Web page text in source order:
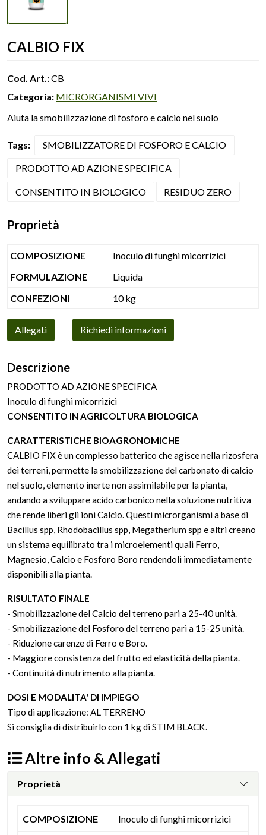
CALBIO FIX
Cod. Art.:CB
Categoria: MICRORGANISMI VIVI
Aiuta la smobilizzazione di fosforo e calcio nel suolo
Tags: SMOBILIZZATORE DI FOSFORO E CALCIO
PRODOTTO AD AZIONE SPECIFICA
CONSENTITO IN BIOLOGICO RESIDUO ZERO
Proprietà
COMPOSIZIONE
Inoculo di funghi micorrizici
FORMULAZIONE
Liquida
CONFEZIONI
10 kg
Allegati Richiedi informazioni
Descrizione
PRODOTTO AD AZIONE SPECIFICA
Inoculo di funghi micorrizici
CONSENTITO IN AGRICOLTURA BIOLOGICA
CARATTERISTICHE BIOAGRONOMICHE
CALBIO FIX è un complesso batterico che agisce nella rizosfera
dei terreni, permette la smobilizzazione del carbonato di calcio
nel suolo, elemento inerte non assimilabile per la pianta,
andando a sviluppare acido carbonico nella soluzione nutritiva
che rende liberi gli ioni Calcio. Questi microrganismi a base di
Bacillus spp, Rhodobacillus spp, Megatherium spp e altri creano
un sistema equilibrato tra i microelementi quali Ferro,
Magnesio, Calcio e Fosforo Boro rendendoli immediatamente
disponibili alla pianta.
RISULTATO FINALE
- Smobilizzazione del Calcio del terreno pari a 25-40 unità.
- Smobilizzazione del Fosforo del terreno pari a 15-25 unità.
- Riduzione carenze di Ferro e Boro.
- Maggiore consistenza del frutto ed elasticità della pianta.
- Continuità di nutrimento alla pianta.
DOSI E MODALITA' DI IMPIEGO
Tipo di applicazione: AL TERRENO
Si consiglia di distribuirlo con 1 kg di STIM BLACK.
Altre info & Allegati
Proprietà
COMPOSIZIONE Inoculo di funghi micorrizici